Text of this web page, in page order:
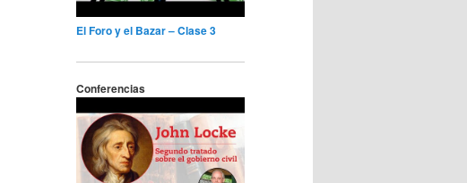
El Foro y el Bazar – Clase 3
Conferencias